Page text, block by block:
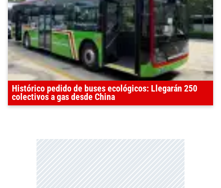
Histórico pedido de buses ecológicos: Llegarán 250
colectivos a gas desde China